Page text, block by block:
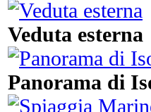
Veduta esterna
Panorama di